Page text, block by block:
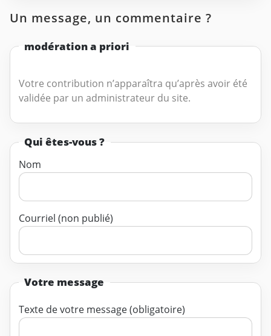
Un message, un commentaire ?
modération a priori
Votre contribution n’apparaîtra qu’après avoir été
validée par un administrateur du site.
Qui êtes-vous ?
Nom
Courriel (non publié)
Votre message
Texte de votre message (obligatoire)